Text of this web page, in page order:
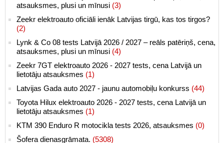
atsauksmes, plusi un mīnusi (3)
Zeekr elektroauto oficiāli ienāk Latvijas tirgū, kas tos tirgos?
(2)
Lynk & Co 08 tests Latvijā 2026 / 2027 – reāls patēriņš, cena,
atsauksmes, plusi un mīnusi (4)
Zeekr 7GT elektroauto 2026 - 2027 tests, cena Latvijā un
lietotāju atsauksmes (1)
Latvijas Gada auto 2027 - jaunu automobiļu konkurss (44)
Toyota Hilux elektroauto 2026 - 2027 tests, cena Latvijā un
lietotāju atsauksmes (1)
KTM 390 Enduro R motocikla tests 2026, atsauksmes (0)
Šofera dienasgrāmata. (5308)